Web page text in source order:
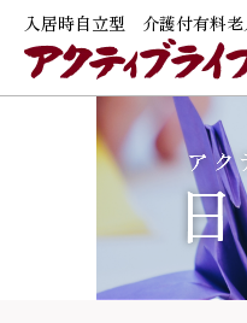
入居時自立型 介護付有料老